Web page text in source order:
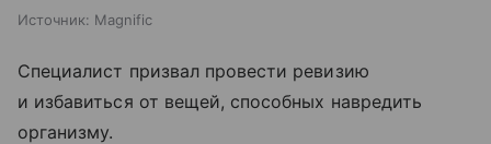
Источник: Magnific
Специалист призвал провести ревизию
и избавиться от вещей, способных навредить
организму.